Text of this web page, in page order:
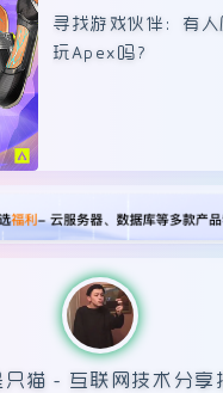
寻找游戏伙伴：有
玩Apex吗？
只猫 - 互联网技术分享